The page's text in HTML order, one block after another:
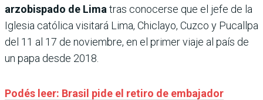
arzobispado de Lima tras conocerse que el jefe de la
Iglesia católica visitará Lima, Chiclayo, Cuzco y Pucallpa
del 11 al 17 de noviembre, en el primer viaje al país de
un papa desde 2018.
Podés leer: Brasil pide el retiro de embajador